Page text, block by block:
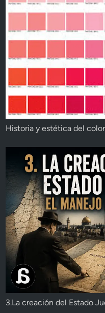
Historia y estética del color
3.La creación del Estado